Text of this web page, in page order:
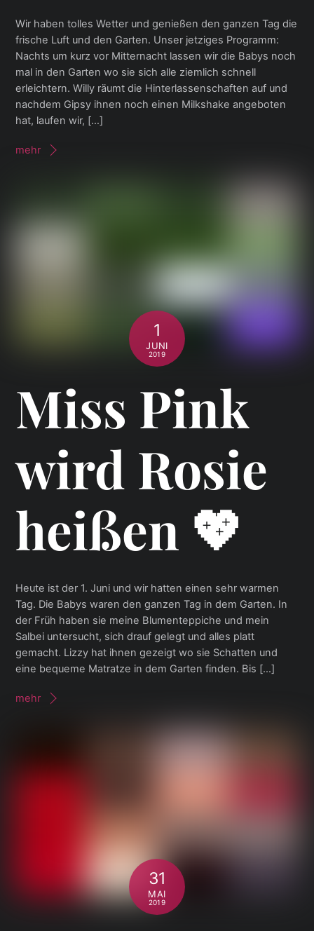
Wir haben tolles Wetter und genießen den ganzen Tag die
frische Luft und den Garten. Unser jetziges Programm:
Nachts um kurz vor Mitternacht lassen wir die Babys noch
mal in den Garten wo sie sich alle ziemlich schnell
erleichtern. Willy räumt die Hinterlassenschaften auf und
nachdem Gipsy ihnen noch einen Milkshake angeboten
hat, laufen wir, […]
mehr
1
JUNI
2019
Miss Pink
wird Rosie
heißen 💖
Heute ist der 1. Juni und wir hatten einen sehr warmen
Tag. Die Babys waren den ganzen Tag in dem Garten. In
der Früh haben sie meine Blumenteppiche und mein
Salbei untersucht, sich drauf gelegt und alles platt
gemacht. Lizzy hat ihnen gezeigt wo sie Schatten und
eine bequeme Matratze in dem Garten finden. Bis […]
mehr
31
MAI
2019